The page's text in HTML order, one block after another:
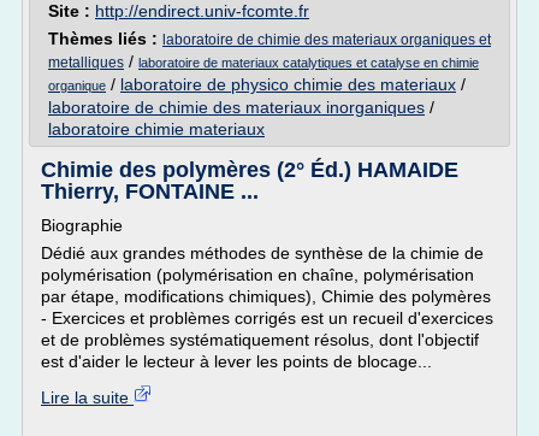
Site : http://endirect.univ-fcomte.fr
Thèmes liés : laboratoire de chimie des materiaux organiques et
metalliques / laboratoire de materiaux catalytiques et catalyse en chimie
organique / laboratoire de physico chimie des materiaux /
laboratoire de chimie des materiaux inorganiques /
laboratoire chimie materiaux
Chimie des polymères (2° Éd.) HAMAIDE
Thierry, FONTAINE ...
Biographie
Dédié aux grandes méthodes de synthèse de la chimie de
polymérisation (polymérisation en chaîne, polymérisation
par étape, modifications chimiques), Chimie des polymères
- Exercices et problèmes corrigés est un recueil d'exercices
et de problèmes systématiquement résolus, dont l'objectif
est d'aider le lecteur à lever les points de blocage...
Lire la suite